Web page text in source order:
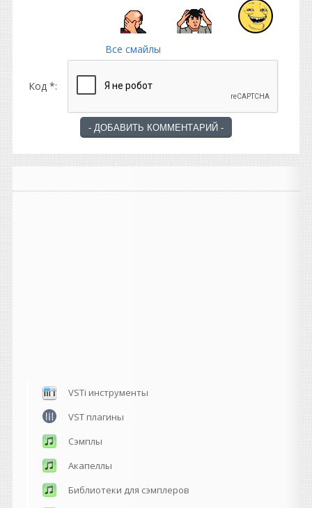
Все смайлы
Код *:
VSTi инструменты
VST плагины
Сэмплы
Акапеллы
Библиотеки для сэмплеров